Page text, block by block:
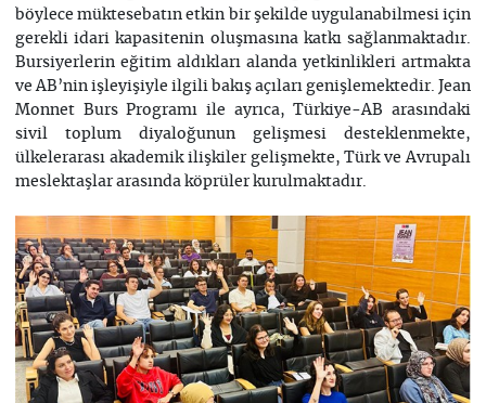
böylece müktesebatın etkin bir şekilde uygulanabilmesi için
gerekli idari kapasitenin oluşmasına katkı sağlanmaktadır.
Bursiyerlerin eğitim aldıkları alanda yetkinlikleri artmakta
ve AB’nin işleyişiyle ilgili bakış açıları genişlemektedir. Jean
Monnet Burs Programı ile ayrıca, Türkiye-AB arasındaki
sivil toplum diyaloğunun gelişmesi desteklenmekte,
ülkelerarası akademik ilişkiler gelişmekte, Türk ve Avrupalı
meslektaşlar arasında köprüler kurulmaktadır.